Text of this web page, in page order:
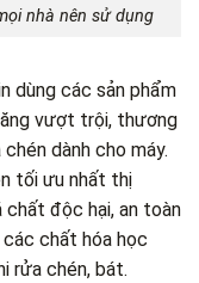
nhà nên sử dụng
dùng các sản phẩm
vượt trội, thương
dành cho máy.
tối ưu nhất thị
chất độc hại, an toàn
chất hóa học
rửa chén, bát.